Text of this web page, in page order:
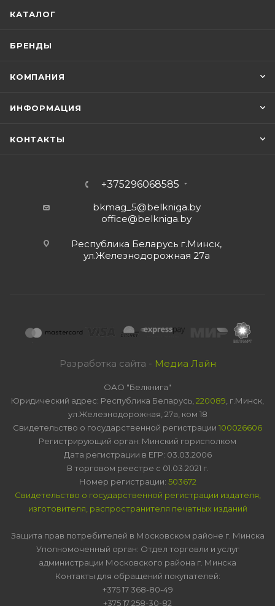
КАТАЛОГ
БРЕНДЫ
КОМПАНИЯ
ИНФОРМАЦИЯ
КОНТАКТЫ
+375296068585
bkmag_5@belkniga.by
office@belkniga.by
Республика Беларусь г.Минск,
ул.Железнодорожная 27а
Разработка сайта - Медиа Лайн
ОАО "Белкнига"
Юридический адрес: Республика Беларусь, 220089 , г.Минск,
ул.Железнодорожная, 27а, ком 18
Свидетельство о государственной регистрации 100026606
Регистрирующий орган: Минский горисполком
Дата регистрации в ЕГР: 03.03.2006
В торговом реестре с 01.03.2021 г.
Номер регистрации: 503672
Свидетельство о государственной регистрации издателя,
изготовителя, распространителя печатных изданий
Защита прав потребителей в Московском районе г. Минска
Уполномоченный орган: Отдел торговли и услуг
администрации Московского района г. Минска
Контакты для обращений покупателей:
+375 17 368-80-49
+375 17 258-30-82